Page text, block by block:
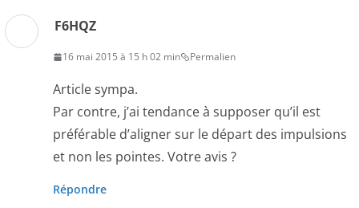
F6HQZ
16 mai 2015 à 15 h 02 min Permalien
Article sympa.
Par contre, j’ai tendance à supposer qu’il est
préférable d’aligner sur le départ des impulsions
et non les pointes. Votre avis ?
Répondre